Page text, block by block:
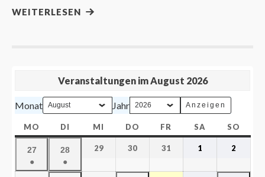
WEITERLESEN
Veranstaltungen im August 2026
Monat Jahr
MO DI MI DO FR SA SO
27
●
28
●
29 30 31 1 2